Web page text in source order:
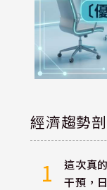
經濟趨勢
1
這次真
干預，